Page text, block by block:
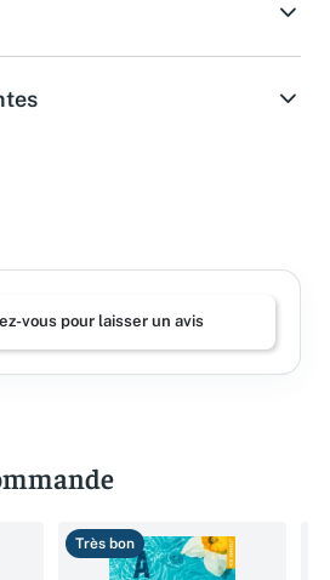
vous pour laisser un avis
Très bon